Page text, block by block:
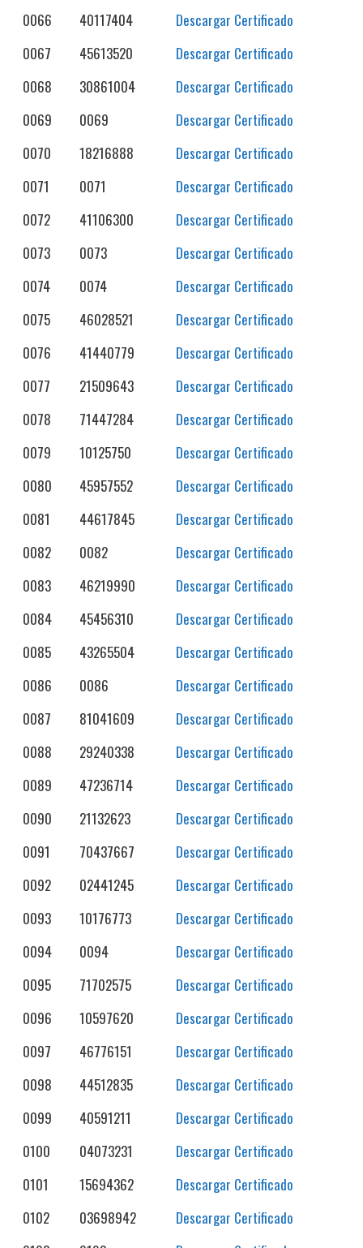
0066 40117404
Descargar Certificado
0067
45613520
Descargar Certificado
0068
30861004
Descargar Certificado
0069
0069
Descargar Certificado
0070
18216888
Descargar Certificado
0071
0071
Descargar Certificado
0072
41106300
Descargar Certificado
0073
0073
Descargar Certificado
0074
0074
Descargar Certificado
0075
46028521
Descargar Certificado
0076
41440779
Descargar Certificado
0077
21509643
Descargar Certificado
0078
71447284
Descargar Certificado
0079
10125750
Descargar Certificado
0080
45957552
Descargar Certificado
0081
44617845
Descargar Certificado
0082
0082
Descargar Certificado
0083
46219990
Descargar Certificado
0084
45456310
Descargar Certificado
0085
43265504
Descargar Certificado
0086
0086
Descargar Certificado
0087
81041609
Descargar Certificado
0088
29240338
Descargar Certificado
0089
47236714
Descargar Certificado
0090
21132623
Descargar Certificado
0091
70437667
Descargar Certificado
0092
02441245
Descargar Certificado
0093
10176773
Descargar Certificado
0094
0094
Descargar Certificado
0095
71702575
Descargar Certificado
0096
10597620
Descargar Certificado
0097
46776151
Descargar Certificado
0098
44512835
Descargar Certificado
0099
40591211
Descargar Certificado
0100
04073231
Descargar Certificado
0101
15694362
Descargar Certificado
0102
03698942
Descargar Certificado